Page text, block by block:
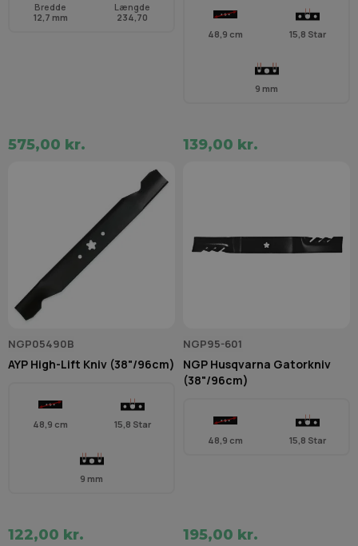
Bredde
12,7 mm
Længde
234,70
575,00 kr.
48,9 cm 15,8 Star
9 mm
139,00 kr.
NGP05490B
AYP High-Lift Kniv (38"/96cm)
48,9 cm 15,8 Star
9 mm
122,00 kr.
NGP95-601
NGP Husqvarna Gatorkniv
(38"/96cm)
48,9 cm 15,8 Star
195,00 kr.